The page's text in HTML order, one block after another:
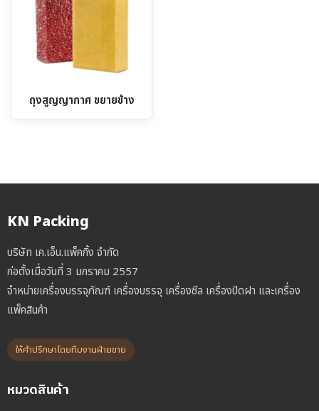
ถุงสูญญากาศ ขยายข้าง
KN Packing
บริษัท เค.เอ็น.แพ็คกิ้ง จำกัด
ก่อตั้งเมื่อวันที่ 3 มกราคม 2557
จำหน่ายเครื่องบรรจุภัณฑ์ เครื่องบรรจุ เครื่องซีล เครื่องปิดฝา และเครื่อง
แพ็คสินค้า
ให้คำปรึกษาโดยทีมงานฝ่ายขาย
หมวดสินค้า